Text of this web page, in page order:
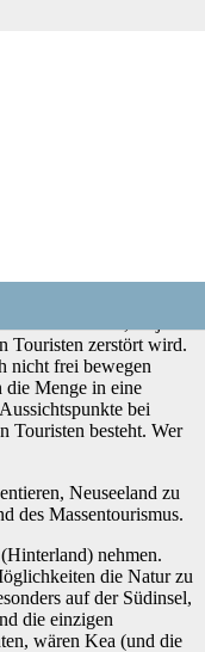
und keine
Touristen zerstört wird.
nicht frei bewegen
die Menge in eine
bei
Touristen besteht. Wer
Neuseeland zu
des Massentourismus.
nehmen.
die Natur zu
auf der Südinsel,
die einzigen
wären Kea (und die